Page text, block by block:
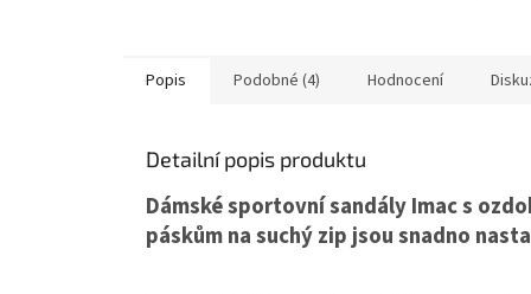
Popis Podobné (4) Hodnocení
Detailní popis produktu
Dámské sportovní sandály Imac s
páskům na suchý zip jsou snadno